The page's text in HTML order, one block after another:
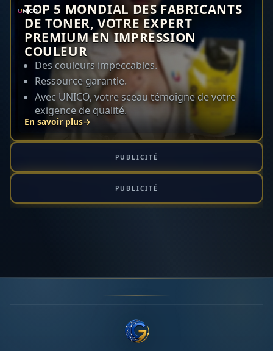
TOP 5 MONDIAL DES FABRICANTS
DE TONER, VOTRE EXPERT
PREMIUM EN IMPRESSION
COULEUR
Des couleurs impeccables.
Ressource garantie.
Avec UNICO, votre sceau témoigne de votre
exigence de qualité.
En savoir plus→
PUBLICITÉ
PUBLICITÉ